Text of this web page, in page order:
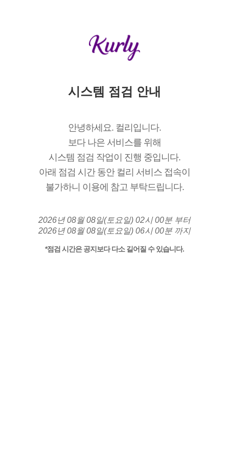
시스템 점검 안내
안녕하세요. 컬리입니다.
보다 나은 서비스를 위해
시스템 점검 작업이 진행 중입니다.
아래 점검 시간 동안 컬리 서비스 접속이
불가하니 이용에 참고 부탁드립니다.
2026년 08월 08일(토요일) 02시 00분 부터
2026년 08월 08일(토요일) 06시 00분 까지
*점검 시간은 공지보다 다소 길어질 수 있습니다.